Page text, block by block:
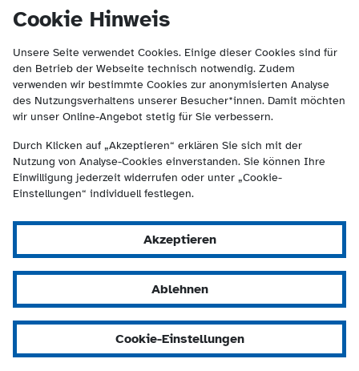
Cookie Hinweis
Unsere Seite verwendet Cookies. Einige dieser Cookies sind für
den Betrieb der Webseite technisch notwendig. Zudem
verwenden wir bestimmte Cookies zur anonymisierten Analyse
des Nutzungsverhaltens unserer Besucher*innen. Damit möchten
wir unser Online-Angebot stetig für Sie verbessern.
Durch Klicken auf „Akzeptieren“ erklären Sie sich mit der
Nutzung von Analyse-Cookies einverstanden. Sie können Ihre
Einwilligung jederzeit widerrufen oder unter „Cookie-
Einstellungen“ individuell festlegen.
Akzeptieren
Ablehnen
Cookie-Einstellungen
springen
(Kontakt und Suche) springen.